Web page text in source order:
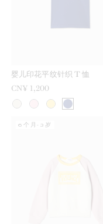
婴儿印花平纹针织 T 恤
CN¥ 1,200
6个月-3岁